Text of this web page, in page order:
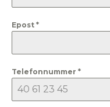
Epost *
Telefonnummer *